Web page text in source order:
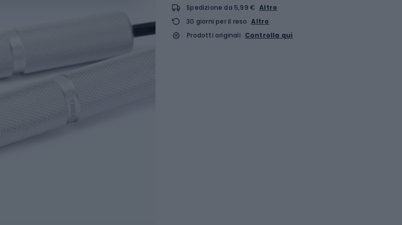
Spedizione da 5,99 € Altro
30 giorni per il reso Altro
Prodotti originali Controlla qui